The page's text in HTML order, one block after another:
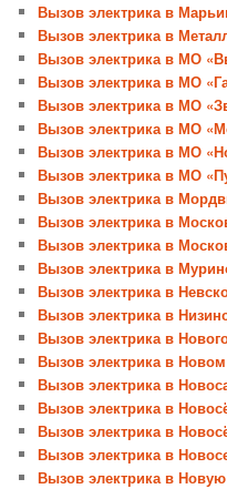
Вызов электрика в
Вызов электрика в
Вызов электрика в МО
Вызов электрика в МО
Вызов электрика в МО
Вызов электрика в МО
Вызов электрика в МО
Вызов электрика в МО
Вызов электрика в
Вызов электрика в
Вызов электрика в
Вызов электрика в
Вызов электрика в
Вызов электрика в
Вызов электрика в
Вызов электрика в
Вызов электрика в
Вызов электрика в
Вызов электрика в
Вызов электрика в
Вызов электрика в